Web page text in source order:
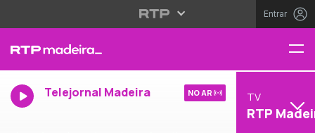
Entrar
Telejornal Madeira NO AR TV
RTP